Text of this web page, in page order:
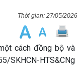
27/05/2026
cách đồng bộ và
SKHCN-HTS&CNg